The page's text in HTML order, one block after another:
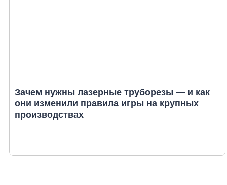
Зачем нужны лазерные труборезы — и как
они изменили правила игры на крупных
производствах